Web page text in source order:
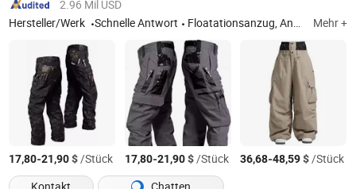
2.96 Mil USD
Hersteller/Werk
Schnelle Antwort Floatationsanzug, Angelsuit, wasserdichte Jacke, 3 in 1 Jacke, Outdoor-Hose, Sicherheitsbekleidung, T-Shirt, Softshell-Jacke Mehr +
17,80-21,90$/Stück 17,80-21,90$/Stück 36,68-48,59$/Stück